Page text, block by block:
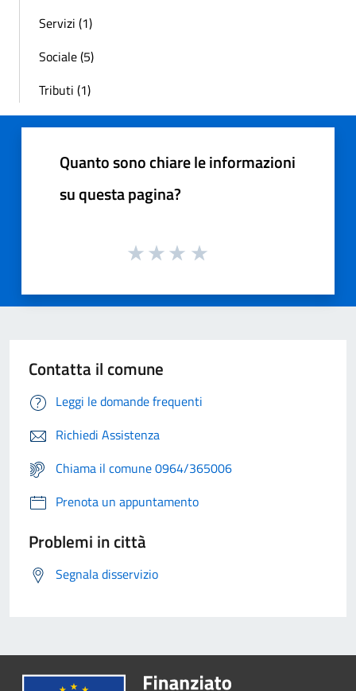
Servizi (1)
Sociale (5)
Tributi (1)
Quanto sono chiare le informazioni
su questa pagina?
Contatta il comune
Leggi le domande frequenti
Richiedi Assistenza
Chiama il comune 0964/365006
Prenota un appuntamento
Problemi in città
Segnala disservizio